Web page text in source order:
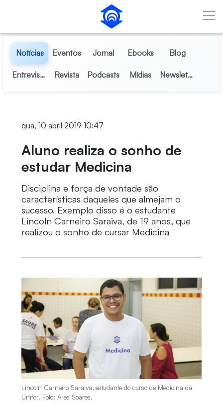
Pular para o Conteúdo principal
Notícias Eventos Jornal Ebooks Blog
Entrevistas Revista Podcasts Mídias Newsletter
qua, 10 abril 2019 10:47
Aluno realiza o sonho de
estudar Medicina
Disciplina e força de vontade são
características daqueles que almejam o
sucesso. Exemplo disso é o estudante
Lincoln Carneiro Saraiva, de 19 anos, que
realizou o sonho de cursar Medicina
Lincoln Carneiro Saraiva, estudante do curso de Medicina da
Unifor. Foto: Ares Soares.